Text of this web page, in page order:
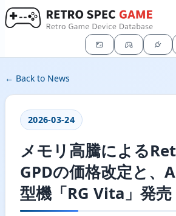
← Back to News
2026-03-24
メモリ高騰による
GPDの価格改定と、
型機「RG Vita」発売